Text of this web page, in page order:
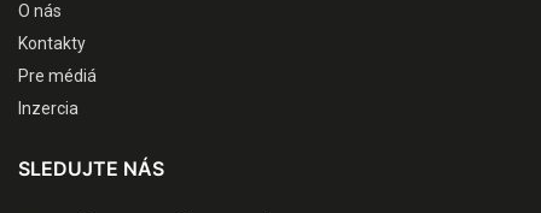
O nás
Kontakty
Pre médiá
Inzercia
SLEDUJTE NÁS